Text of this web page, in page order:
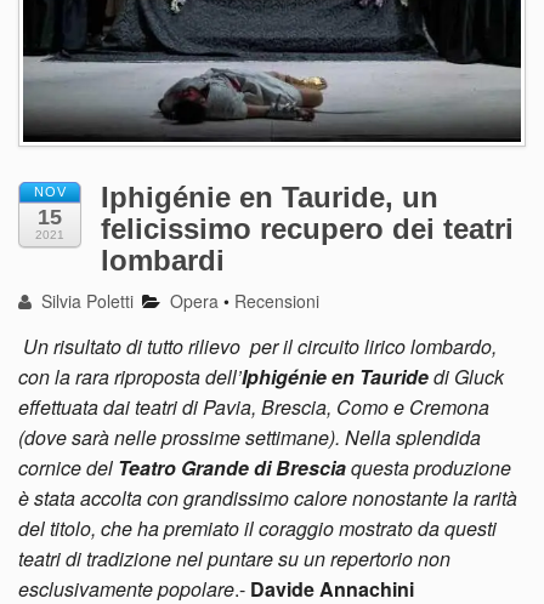
NOV
15
2021
Iphigénie en Tauride, un
felicissimo recupero dei teatri
lombardi
Silvia Poletti Opera • Recensioni
Un risultato di tutto rilievo per il circuito lirico lombardo,
con la rara riproposta dell’Iphigénie en Tauridedi Gluck
effettuata dai teatri di Pavia, Brescia, Como e Cremona
(dove sarà nelle prossime settimane). Nella splendida
cornice del Teatro Grande di Bresciaquesta produzione
è stata accolta con grandissimo calore nonostante la rarità
del titolo, che ha premiato il coraggio mostrato da questi
teatri di tradizione nel puntare su un repertorio non
esclusivamente popolare.- Davide Annachini